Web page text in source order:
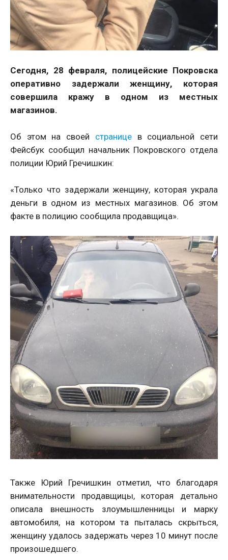
Сегодня, 28 февраля, полицейские Покровска
оперативно задержали женщину, которая
совершила кражу в одном из местных
магазинов.
Об этом на своей страницев социальной сети
Фейсбук сообщил начальник Покровского отдела
полиции Юрий Гречишкин:
«Только что задержали женщину, которая украла
деньги в одном из местных магазинов. Об этом
факте в полицию сообщила продавщица».
Также Юрий Гречишкин отметил, что благодаря
внимательности продавщицы, которая детально
описала внешность злоумышленницы и марку
автомобиля, на котором та пыталась скрыться,
женщину удалось задержать через 10 минут после
произошедшего.